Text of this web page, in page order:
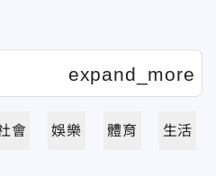
會 娛樂 體育 生活